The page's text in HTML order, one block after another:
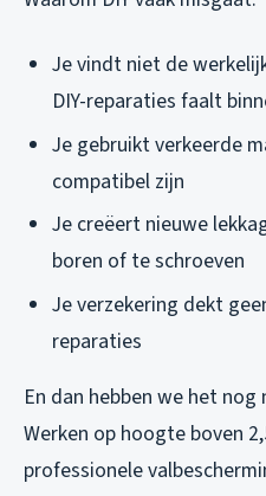
Je vindt niet de
DIY-reparaties faalt
Je gebruikt verkeerde
compatibel zijn
Je creëert nieuwe
boren of te schroeven
Je verzekering dekt
reparaties
En dan hebben we het
Werken op hoogte boven
professionele